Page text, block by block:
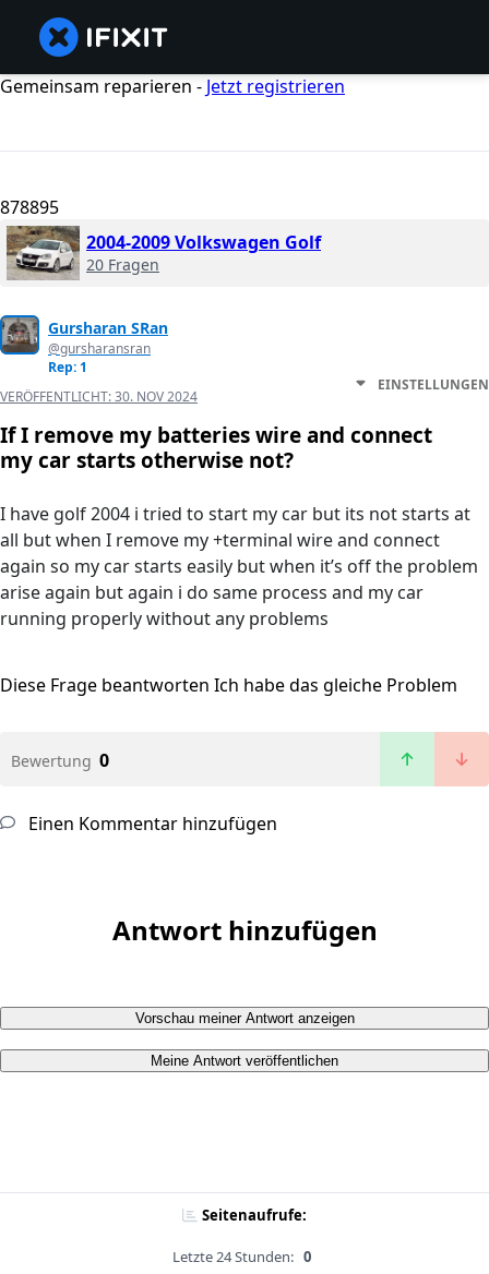
Gemeinsam reparieren - Jetzt registrieren
878895
2004-2009 Volkswagen Golf
20 Fragen
Gursharan SRan
@gursharansran
Rep: 1
VERÖFFENTLICHT:30. NOV 2024
EINSTELLUNGEN
If I remove my batteries wire and connect
my car starts otherwise not?
I have golf 2004 i tried to start my car but its not starts at
all but when I remove my +terminal wire and connect
again so my car starts easily but when it’s off the problem
arise again but again i do same process and my car
running properly without any problems
Diese Frage beantworten Ich habe das gleiche Problem
Bewertung 0
Einen Kommentar hinzufügen
Antwort hinzufügen
Vorschau meiner Antwort anzeigen
Meine Antwort veröffentlichen
Seitenaufrufe:
Letzte 24 Stunden: 0